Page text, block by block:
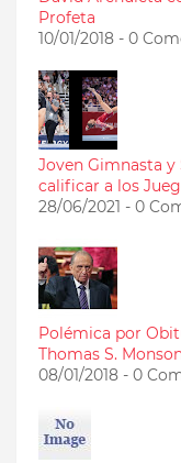
Profeta
10/01/2018 - 0
Joven Gimnasta
calificar a los
28/06/2021 - 0
Polémica por
Thomas S.
08/01/2018 - 0